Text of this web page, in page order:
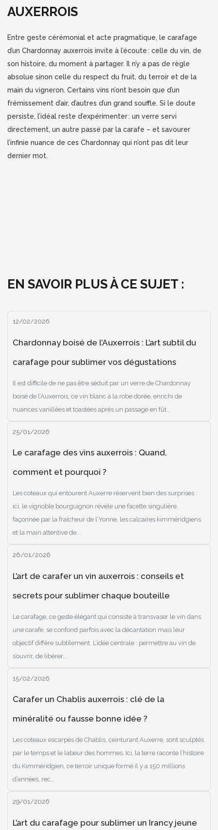
AUXERROIS
Entre geste cérémonial et acte pragmatique, le carafage
d’un Chardonnay auxerrois invite à l’écoute : celle du vin, de
son histoire, du moment à partager. Il n’y a pas de règle
absolue sinon celle du respect du fruit, du terroir et de la
main du vigneron. Certains vins n’ont besoin que d’un
frémissement d’air, d’autres d’un grand souffle. Si le doute
persiste, l’idéal reste d’expérimenter : un verre servi
directement, un autre passé par la carafe – et savourer
l’infinie nuance de ces Chardonnay qui n’ont pas dit leur
dernier mot.
EN SAVOIR PLUS À CE SUJET :
12/02/2026
Chardonnay boisé de l’Auxerrois : L’art subtil du
carafage pour sublimer vos dégustations
Il est difficile de ne pas être séduit par un verre de Chardonnay
boisé de l’Auxerrois, ce vin blanc à la robe dorée, enrichi de
nuances vanillées et toastées après un passage en fût...
25/01/2026
Le carafage des vins auxerrois : Quand,
comment et pourquoi ?
Les coteaux qui entourent Auxerre réservent bien des surprises :
ici, le vignoble bourguignon révèle une facette singulière,
façonnée par la fraîcheur de l’Yonne, les calcaires kimméridgiens
et la main attentive de...
26/01/2026
L’art de carafer un vin auxerrois : conseils et
secrets pour sublimer chaque bouteille
Le carafage, ce geste élégant qui consiste à transvaser le vin dans
une carafe, se confond parfois avec la décantation mais leur
objectif diffère subtilement. L’idée centrale : permettre au vin de
s’ouvrir, de libérer...
15/02/2026
Carafer un Chablis auxerrois : clé de la
minéralité ou fausse bonne idée ?
Les coteaux escarpés de Chablis, ceinturant Auxerre, sont sculptés
par le temps et le labeur des hommes. Ici, la terre raconte l’histoire
du Kimméridgien, ce terroir unique formé il y a 150 millions
d’années, rec...
29/01/2026
L’art du carafage pour sublimer un Irancy jeune